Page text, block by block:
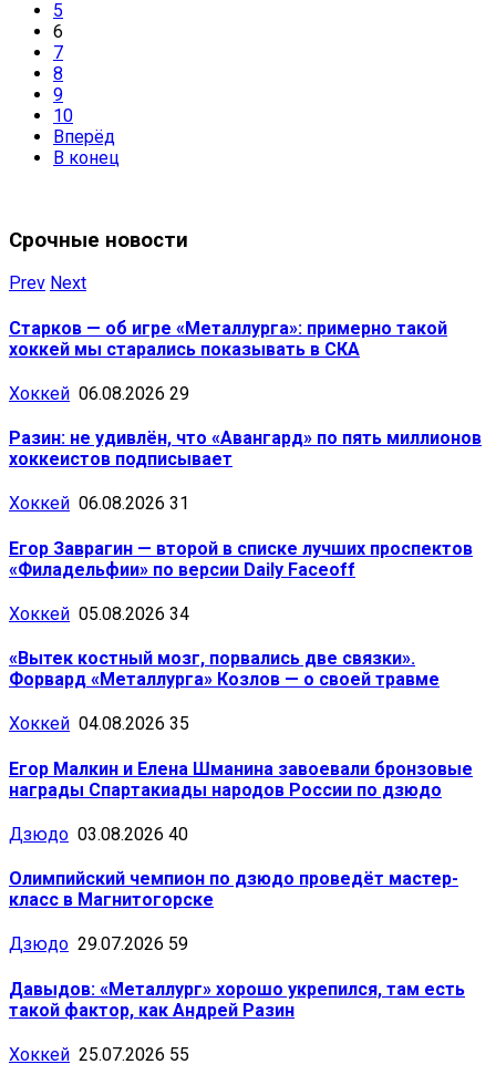
5
6
7
8
9
10
Вперёд
В конец
Срочные новости
Prev Next
Старков — об игре «Металлурга»: примерно такой
хоккей мы старались показывать в СКА
Хоккей 06.08.2026 29
Разин: не удивлён, что «Авангард» по пять миллионов
хоккеистов подписывает
Хоккей 06.08.2026 31
Егор Заврагин — второй в списке лучших проспектов
«Филадельфии» по версии Daily Faceoff
Хоккей 05.08.2026 34
«Вытек костный мозг, порвались две связки».
Форвард «Металлурга» Козлов — о своей травме
Хоккей 04.08.2026 35
Егор Малкин и Елена Шманина завоевали бронзовые
награды Спартакиады народов России по дзюдо
Дзюдо 03.08.2026 40
Олимпийский чемпион по дзюдо проведёт мастер-
класс в Магнитогорске
Дзюдо 29.07.2026 59
Давыдов: «Металлург» хорошо укрепился, там есть
такой фактор, как Андрей Разин
Хоккей 25.07.2026 55